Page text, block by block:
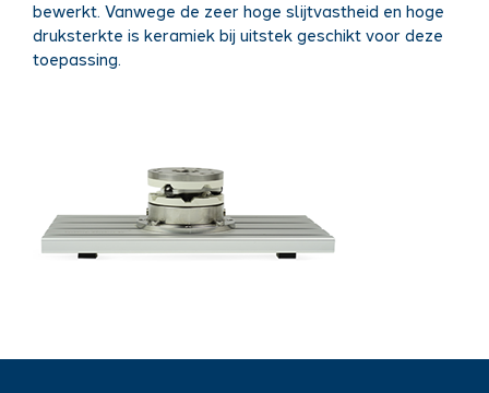
bewerkt. Vanwege de zeer hoge slijtvastheid en hoge
druksterkte is keramiek bij uitstek geschikt voor deze
toepassing.